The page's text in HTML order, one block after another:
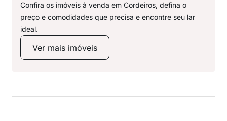
Confira os imóveis à venda em Cordeiros, defina o
preço e comodidades que precisa e encontre seu lar
ideal.
Ver mais imóveis